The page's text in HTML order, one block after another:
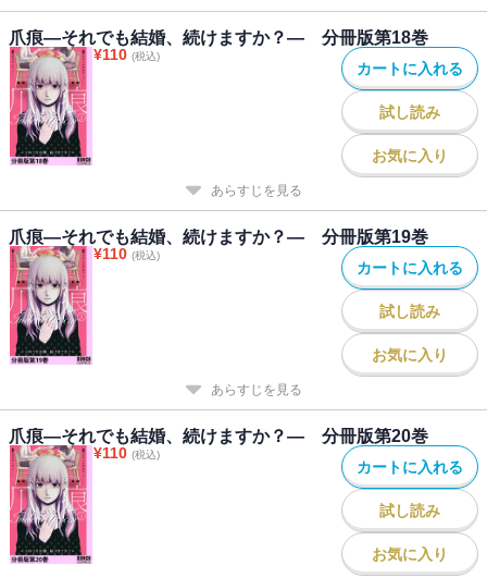
爪痕―それでも結婚、続けますか？― 分冊版第18巻
¥110 (税込)
カートに入れる
試し読み
お気に入り
あらすじを見る
爪痕―それでも結婚、続けますか？― 分冊版第19巻
¥110 (税込)
カートに入れる
試し読み
お気に入り
あらすじを見る
爪痕―それでも結婚、続けますか？― 分冊版第20巻
¥110 (税込)
カートに入れる
試し読み
お気に入り